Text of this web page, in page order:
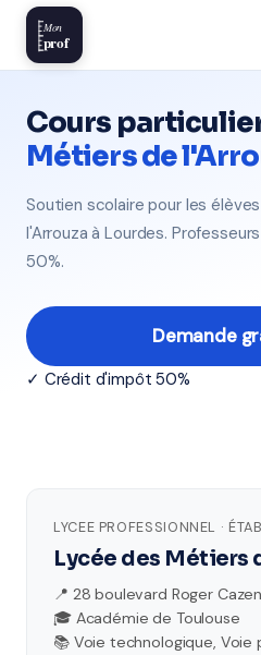
Mon
prof
Cours
Métiers de
Soutien scolaire pour les
l'Arrouza à Lourdes.
50%.
Demande
✓ Crédit d'impôt 50%
LYCEE PROFESSIONNEL ·
Lycée des Métiers
📍 28 boulevard Roger
🎓 Académie de Toulouse
📚 Voie technologique, Voie